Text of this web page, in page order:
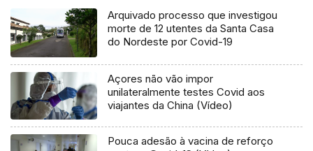
Arquivado processo que investigou
morte de 12 utentes da Santa Casa
do Nordeste por Covid-19
Açores não vão impor
unilateralmente testes Covid aos
viajantes da China (Vídeo)
Pouca adesão à vacina de reforço